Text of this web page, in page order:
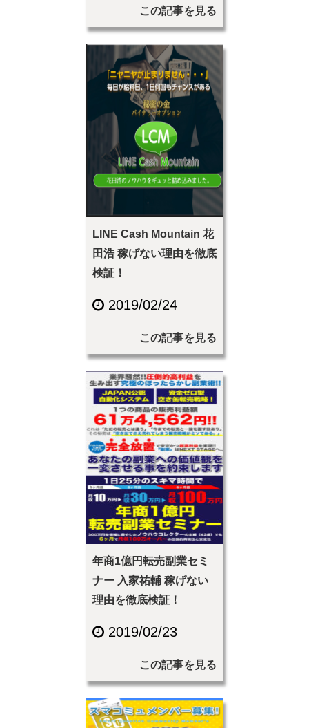
この記事を見る
LINE Cash Mountain 花
田浩 稼げない理由を徹底
検証！
2019/02/24
この記事を見る
年商1億円転売副業セミ
ナー 入家祐輔 稼げない
理由を徹底検証！
2019/02/23
この記事を見る